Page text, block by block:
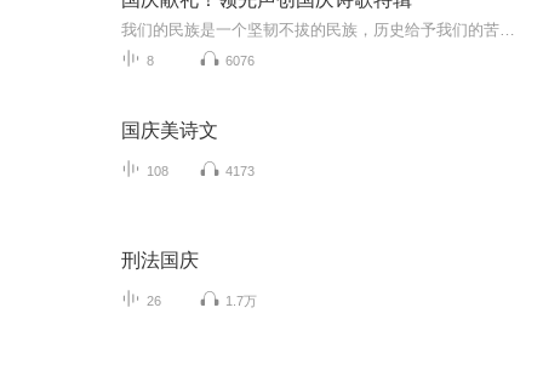
8 6076
国庆美诗文
108 4173
刑法国庆
26 1.7万